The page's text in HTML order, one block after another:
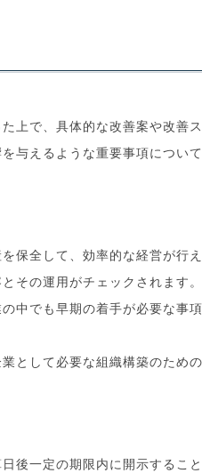
上で、具体的な改善案や改善ス
与えるような重要事項について
保全して、効率的な経営が行え
その運用がチェックされます。
中でも早期の着手が必要な事項
として必要な組織構築のための
後一定の期限内に開示すること